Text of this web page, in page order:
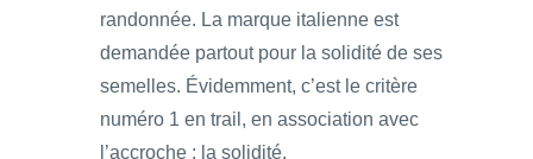
randonnée. La marque italienne est
demandée partout pour la solidité de ses
semelles. Évidemment, c’est le critère
numéro 1 en trail, en association avec
l’accroche : la solidité.